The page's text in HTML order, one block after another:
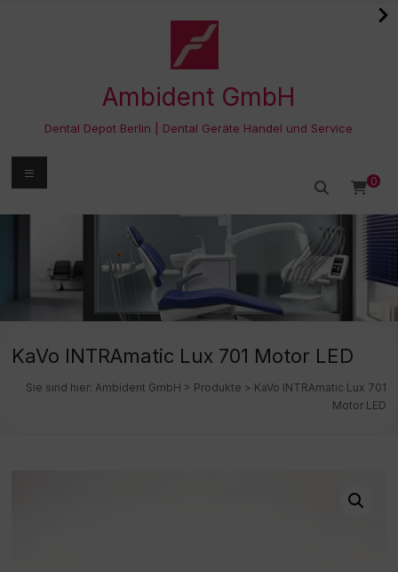
Ambident GmbH
Dental Depot Berlin | Dental Geräte Handel und Service
0
Menü
KaVo INTRAmatic Lux 701 Motor LED
Sie sind hier: Ambident GmbH > Produkte > KaVo INTRAmatic Lux 701
Motor LED